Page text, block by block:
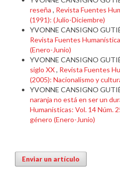
reseña , Revista Fuentes
(1991): (Julio-Diciembre)
YVONNE CANSIGNO
Revista Fuentes
(Enero-Junio)
YVONNE CANSIGNO
siglo XX, Revista Fuentes
(2005): Nacionalismo y
YVONNE CANSIGNO
naranja no está en ser un
Humanísticas: Vol. 14 Núm.
género (Enero-Junio)
Enviar un artículo